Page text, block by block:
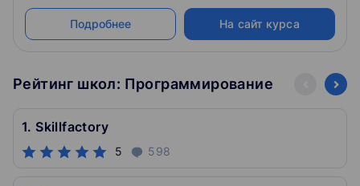
Подробнее На сайт курса
Рейтинг школ: Программирование
1. Skillfactory
5 598